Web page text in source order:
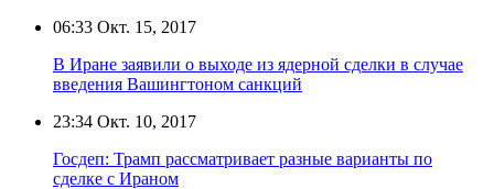
06:33 Окт. 15, 2017
В Иране заявили о выходе из ядерной сделки в случае
введения Вашингтоном санкций
23:34 Окт. 10, 2017
Госдеп: Трамп рассматривает разные варианты по
сделке с Ираном